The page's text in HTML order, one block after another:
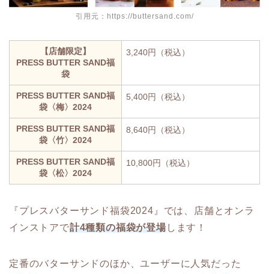
引用元：https://buttersand.com/
【店舗限定】
PRESS BUTTER SAND福
袋
3,240円（税込）
PRESS BUTTER SAND福
袋〈梅〉2024
5,400円（税込）
PRESS BUTTER SAND福
袋〈竹〉2024
8,640円（税込）
PRESS BUTTER SAND福
袋〈松〉2024
10,800円（税込）
『プレスバターサンド福袋2024』では、店舗とオンラ
インストアで計4種類の福袋が登場します！
定番のバターサンドのほか、ユーザーに人気だった